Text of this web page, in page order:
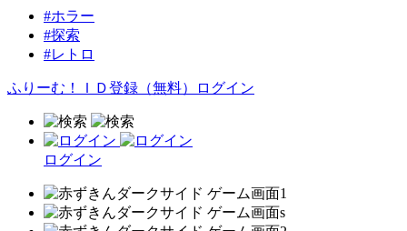
#ホラー
#探索
#レトロ
ふりーむ！ＩＤ登録（無料） ログイン
ログイン